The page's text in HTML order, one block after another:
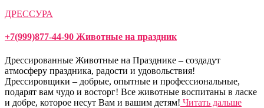
ДРЕССУРА
+7(999)877-44-90 Животные на праздник
Дрессированные Животные на Празднике – создадут
атмосферу праздника, радости и удовольствия!
Дрессировщики – добрые, опытные и профессиональные,
подарят вам чудо и восторг! Все животные воспитаны в ласке
и добре, которое несут Вам и вашим детям! Читать дальше